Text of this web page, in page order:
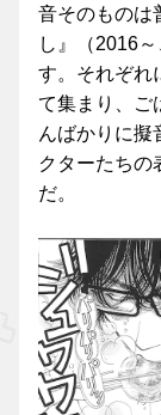
音そのものは
し』（2016
す。それぞれ
て集まり、ご
んばかりに擬
クターたちの
だ。